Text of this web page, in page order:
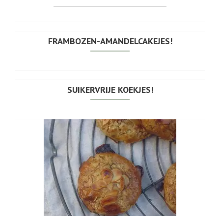
FRAMBOZEN-AMANDELCAKEJES!
SUIKERVRIJE KOEKJES!